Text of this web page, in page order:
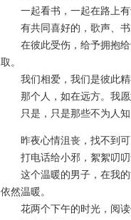
一起看书，一起在路上有
有共同喜好的，歌声、书
在彼此受伤，给予拥抱给
取。
我们相爱，我们是彼此精
那个人，如在远方。我愿
只是，只是那些不为人知
昨夜心情沮丧，找不到可
打电话给小邪，絮絮叨叨
这个温暖的男子，在我的
依然温暖。
花两个下午的时光，阅读